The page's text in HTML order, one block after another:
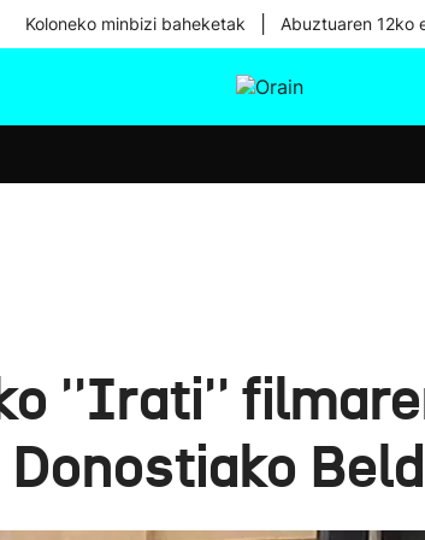
Koloneko minbizi baheketak Abuztuaren 12ko
''Irati''